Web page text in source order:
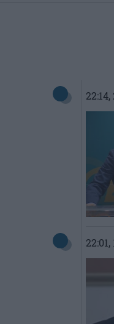
22:14,
22:01,